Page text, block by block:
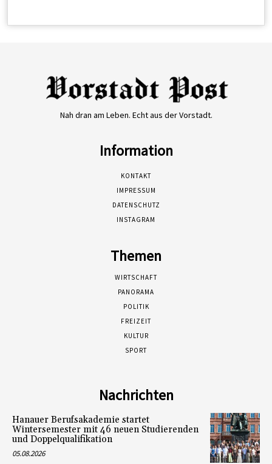
Nah dran am Leben. Echt aus der Vorstadt.
Information
KONTAKT
IMPRESSUM
DATENSCHUTZ
INSTAGRAM
Themen
WIRTSCHAFT
PANORAMA
POLITIK
FREIZEIT
KULTUR
SPORT
Nachrichten
Hanauer Berufsakademie startet
Wintersemester mit 46 neuen Studierenden
und Doppelqualifikation
05.08.2026